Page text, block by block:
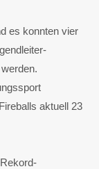
es konnten vier
aktuell 23